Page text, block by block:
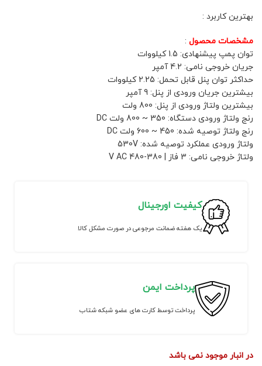
بهترین کاربرد :
مشخصات محصول :
توان پمپ پیشنهادی: 1.5 کیلووات
جریان خروجی نامی: 4.2 آمپر
حداکثر توان پنل قابل تحمل: 2.25 کیلووات
بیشترین جریان ورودی از پنل: 9 آمپر
بیشترین ولتاژ ورودی از پنل: 800 ولت
رنج ولتاژ ورودی دستگاه: 350 ~ 800 ولت DC
رنج ولتاژ توصیه شده: 450 ~ 600 ولت DC
ولتاژ ورودی عملکرد توصیه شده: 530V
ولتاژ خروجی نامی: 3 فاز | 380-480 V AC
کیفیت اورجینال
یک هفته ضمانت مرجوعی در صورت مشکل کالا
پرداخت ایمن
پرداخت توسط کارت های عضو شبکه شتاب
در انبار موجود نمی باشد